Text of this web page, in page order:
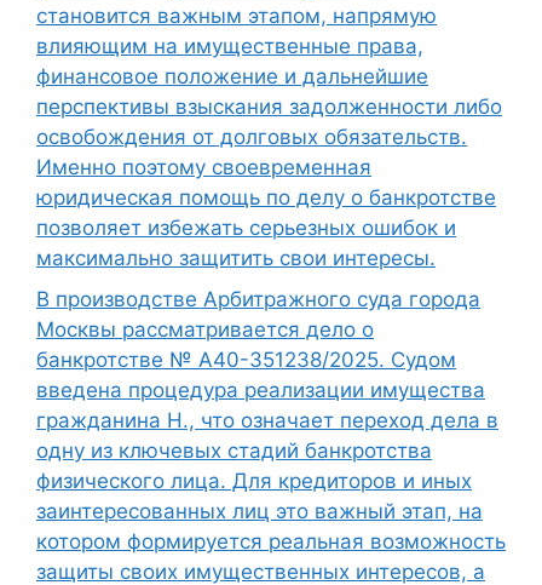
становится важным этапом, напрямую
влияющим на имущественные права,
финансовое положение и дальнейшие
перспективы взыскания задолженности либо
освобождения от долговых обязательств.
Именно поэтому своевременная
юридическая помощь по делу о банкротстве
позволяет избежать серьезных ошибок и
максимально защитить свои интересы.
В производстве Арбитражного суда города
Москвы рассматривается дело о
банкротстве № А40-351238/2025. Судом
введена процедура реализации имущества
гражданина Н., что означает переход дела в
одну из ключевых стадий банкротства
физического лица. Для кредиторов и иных
заинтересованных лиц это важный этап, на
котором формируется реальная возможность
защиты своих имущественных интересов, а